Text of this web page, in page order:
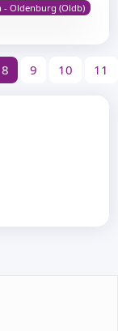
- Oldenburg (Oldb)
8 9 10 11